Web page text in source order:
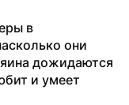
в
они
дожидаются
и умеет